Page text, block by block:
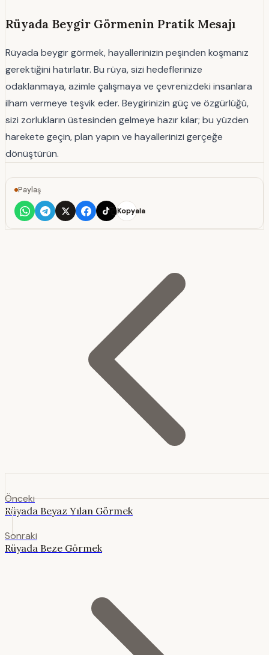
Rüyada Beygir Görmenin Pratik Mesajı
Rüyada beygir görmek, hayallerinizin peşinden koşmanız
gerektiğini hatırlatır. Bu rüya, sizi hedeflerinize
odaklanmaya, azimle çalışmaya ve çevrenizdeki insanlara
ilham vermeye teşvik eder. Beygirinizin güç ve özgürlüğü,
sizi zorlukların üstesinden gelmeye hazır kılar; bu yüzden
harekete geçin, plan yapın ve hayallerinizi gerçeğe
dönüştürün.
Paylaş
Kopyala
Önceki
Rüyada Beyaz Yılan Görmek
Sonraki
Rüyada Beze Görmek